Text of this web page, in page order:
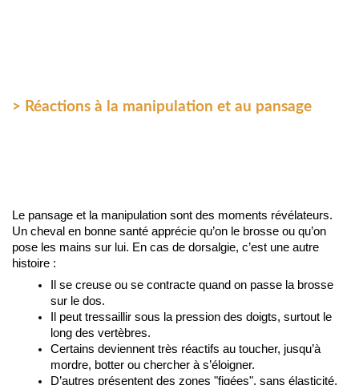
> Réactions à la manipulation et au pansage
Le pansage et la manipulation sont des moments révélateurs.
Un cheval en bonne santé apprécie qu’on le brosse ou qu’on
pose les mains sur lui. En cas de dorsalgie, c’est une autre
histoire :
Il se creuse ou se contracte quand on passe la brosse
sur le dos.
Il peut tressaillir sous la pression des doigts, surtout le
long des vertèbres.
Certains deviennent très réactifs au toucher, jusqu’à
mordre, botter ou chercher à s’éloigner.
D’autres présentent des zones "figées", sans élasticité,